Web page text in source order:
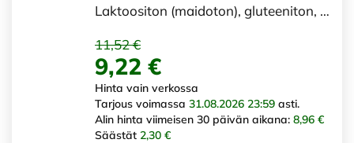
Laktoositon (maidoton), gluteeniton, …
11,52 €
9,22 €
Hinta vain verkossa
Tarjous voimassa 31.08.2026 23:59 asti.
Alin hinta viimeisen 30 päivän aikana: 8,96 €
Säästät 2,30 €